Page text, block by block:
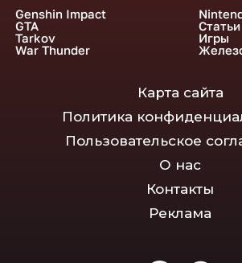
Genshin Impact
GTA
Tarkov
War Thunder
Статьи
Игры
Карта сайта
Политика
Пользовательское
О нас
Контакты
Реклама